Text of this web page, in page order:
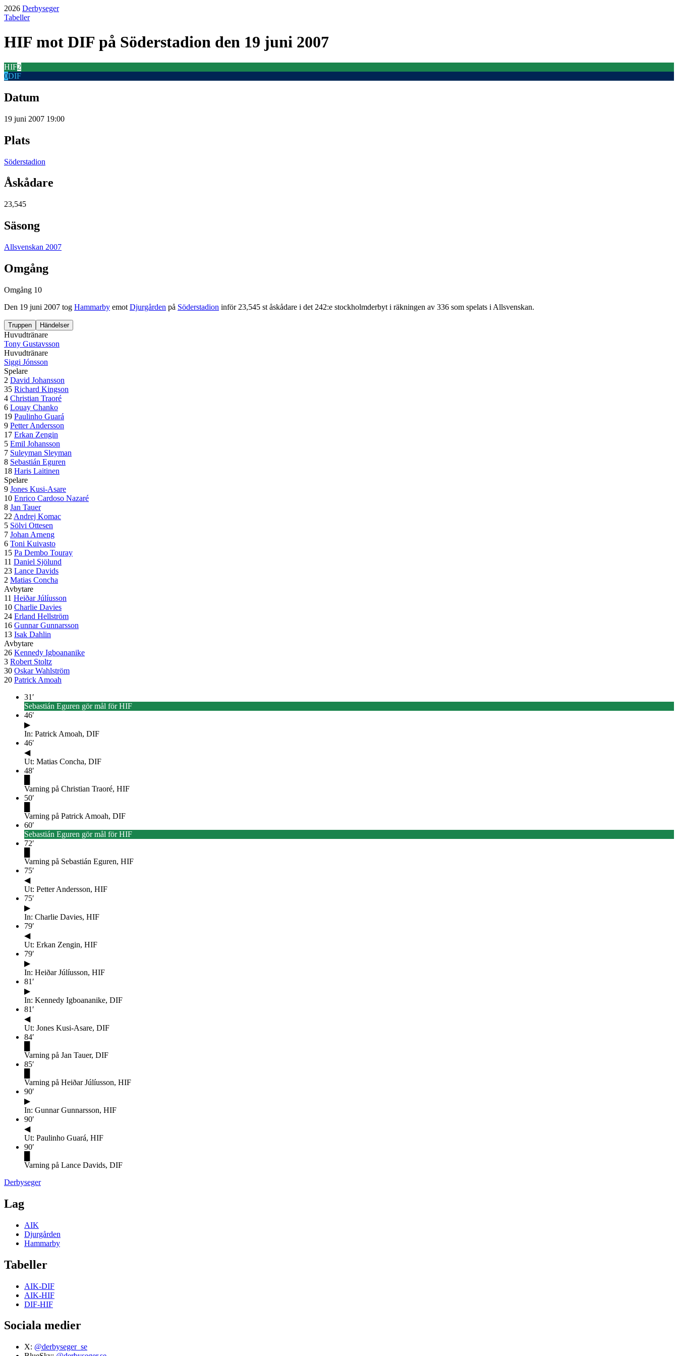
2026 Derbyseger
Tabeller
HIF mot DIF på Söderstadion den 19 juni 2007
HIF2
0DIF
Datum
19 juni 2007 19:00
Plats
Söderstadion
Åskådare
23,545
Säsong
Allsvenskan 2007
Omgång
Omgång 10
Den 19 juni 2007 tog Hammarby emot Djurgården på Söderstadion inför 23,545 st åskådare i det 242:e stockholmderbyt i räkningen av 336 som spelats i Allsvenskan.
Truppen Händelser
Huvudtränare
Tony Gustavsson
Huvudtränare
Siggi Jónsson
Spelare
2 David Johansson
35 Richard Kingson
4 Christian Traoré
6 Louay Chanko
19 Paulinho Guará
9 Petter Andersson
17 Erkan Zengin
5 Emil Johansson
7 Suleyman Sleyman
8 Sebastián Eguren
18 Haris Laitinen
Spelare
9 Jones Kusi-Asare
10 Enrico Cardoso Nazaré
8 Jan Tauer
22 Andrej Komac
5 Sölvi Ottesen
7 Johan Arneng
6 Toni Kuivasto
15 Pa Dembo Touray
11 Daniel Sjölund
23 Lance Davids
2 Matias Concha
Avbytare
11 Heiðar Júlíusson
10 Charlie Davies
24 Erland Hellström
16 Gunnar Gunnarsson
13 Isak Dahlin
Avbytare
26 Kennedy Igboananike
3 Robert Stoltz
30 Oskar Wahlström
20 Patrick Amoah
31′
Sebastián Eguren gör mål för HIF
46′
▶
In: Patrick Amoah, DIF
46′
◀
Ut: Matias Concha, DIF
48′
Varning på Christian Traoré, HIF
50′
Varning på Patrick Amoah, DIF
60′
Sebastián Eguren gör mål för HIF
72′
Varning på Sebastián Eguren, HIF
75′
◀
Ut: Petter Andersson, HIF
75′
▶
In: Charlie Davies, HIF
79′
◀
Ut: Erkan Zengin, HIF
79′
▶
In: Heiðar Júlíusson, HIF
81′
▶
In: Kennedy Igboananike, DIF
81′
◀
Ut: Jones Kusi-Asare, DIF
84′
Varning på Jan Tauer, DIF
85′
Varning på Heiðar Júlíusson, HIF
90′
▶
In: Gunnar Gunnarsson, HIF
90′
◀
Ut: Paulinho Guará, HIF
90′
Varning på Lance Davids, DIF
Derbyseger
Lag
AIK
Djurgården
Hammarby
Tabeller
AIK-DIF
AIK-HIF
DIF-HIF
Sociala medier
X: @derbyseger_se